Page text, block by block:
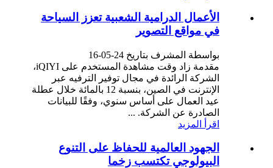
الأعمال الدرامية الشعبية تعزز السياحة
في مواقع التصوير
بواسطة المشرف بتاريخ 24-05-16
مقدمة زاد وقت مشاهدة المستخدم على iQIYI،
الشركة الرائدة في مجال توفير الترفيه عبر
الإنترنت في الصين، بنسبة 12 بالمائة خلال عطلة
عيد العمال على أساس سنوي، وفقًا للبيانات
الصادرة عن الشركة. ...
اقرأ المزيد
الجهود العالمية للحفاظ على التنوع
البيولوجي تكتسب زخما